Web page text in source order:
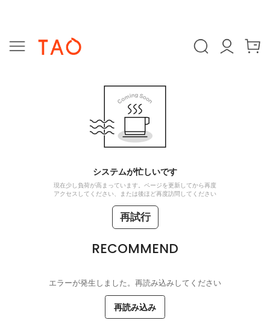
システムが忙しいです
現在少し負荷が高まっています。ページを更新してから再度
アクセスしてください、または後ほど再度訪問してください
再試行
RECOMMEND
エラーが発生しました。再読み込みしてください
再読み込み